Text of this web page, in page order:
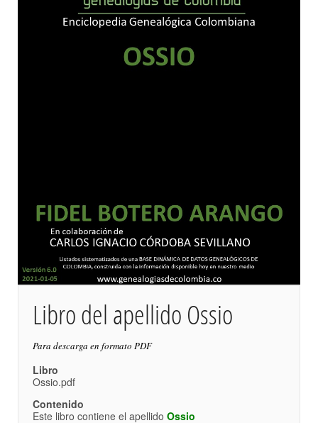
Libro del apellido Ossio
Para descarga en formato PDF
Libro
Ossio.pdf
Contenido
Este libro contiene el apellido Ossio